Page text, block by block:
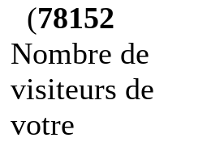
(78152
Nombre de
visiteurs de
votre